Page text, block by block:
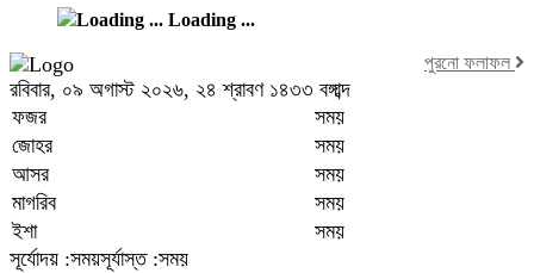
Loading ...
পুরনো ফলাফল
রবিবার, ০৯ অগাস্ট ২০২৬, ২৪ শ্রাবণ ১৪৩৩ বঙ্গাব্দ
ফজর
সময়
জোহর
সময়
আসর
সময়
মাগরিব
সময়
ইশা
সময়
সূর্যোদয় :সময়সূর্যাস্ত :সময়